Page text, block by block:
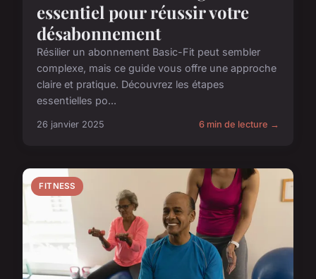
essentiel pour réussir votre
désabonnement
Résilier un abonnement Basic-Fit peut sembler
complexe, mais ce guide vous offre une approche
claire et pratique. Découvrez les étapes
essentielles po...
26 janvier 2025 6 min de lecture →
FITNESS